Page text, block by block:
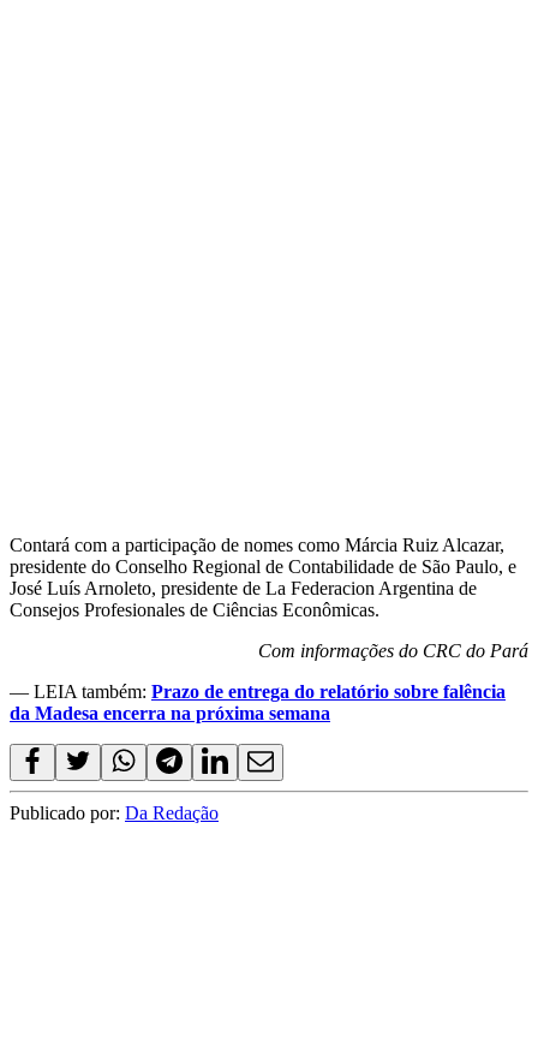
Contará com a participação de nomes como Márcia Ruiz Alcazar,
presidente do Conselho Regional de Contabilidade de São Paulo, e
José Luís Arnoleto, presidente de La Federacion Argentina de
Consejos Profesionales de Ciências Econômicas.
Com informações do CRC do Pará
— LEIA também: Prazo de entrega do relatório sobre falência
da Madesa encerra na próxima semana
Publicado por: Da Redação